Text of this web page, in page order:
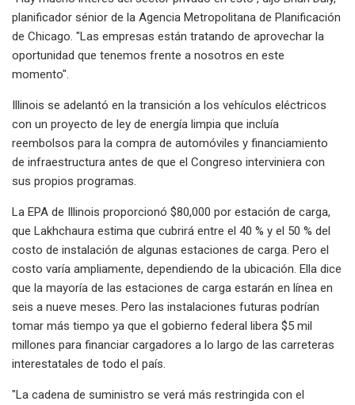
planificador sénior de la Agencia Metropolitana de Planificación
de Chicago. "Las empresas están tratando de aprovechar la
oportunidad que tenemos frente a nosotros en este
momento".
Illinois se adelantó en la transición a los vehículos eléctricos
con un proyecto de ley de energía limpia que incluía
reembolsos para la compra de automóviles y financiamiento
de infraestructura antes de que el Congreso interviniera con
sus propios programas.
La EPA de Illinois proporcionó $80,000 por estación de carga,
que Lakhchaura estima que cubrirá entre el 40 % y el 50 % del
costo de instalación de algunas estaciones de carga. Pero el
costo varía ampliamente, dependiendo de la ubicación. Ella dice
que la mayoría de las estaciones de carga estarán en línea en
seis a nueve meses. Pero las instalaciones futuras podrían
tomar más tiempo ya que el gobierno federal libera $5 mil
millones para financiar cargadores a lo largo de las carreteras
interestatales de todo el país.
"La cadena de suministro se verá más restringida con el